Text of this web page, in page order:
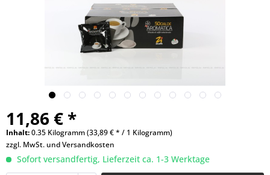
11,86 € *
Inhalt:0.35 Kilogramm (33,89 € * / 1 Kilogramm)
zzgl. MwSt. undVersandkosten
Sofort versandfertig, Lieferzeit ca. 1-3 Werktage